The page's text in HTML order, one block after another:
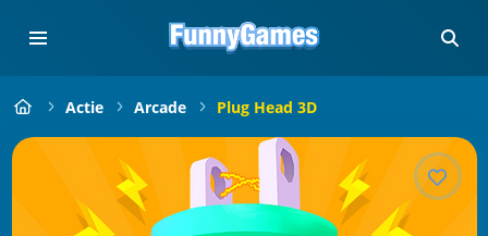
Actie Arcade Plug Head 3D